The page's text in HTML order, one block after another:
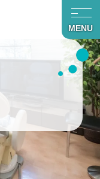
MENU